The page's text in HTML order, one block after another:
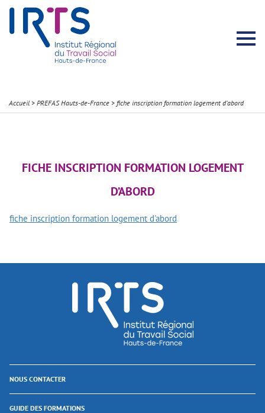
Accueil > PREFAS Hauts-de-France > fiche inscription formation logement d’abord
FICHE INSCRIPTION FORMATION LOGEMENT
D’ABORD
fiche inscription formation logement d'abord
NOUS CONTACTER
GUIDE DES FORMATIONS